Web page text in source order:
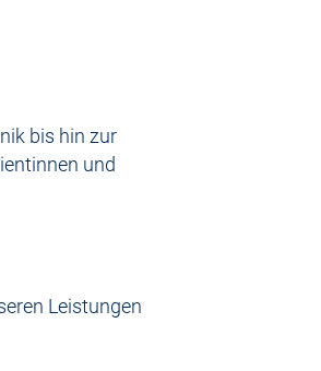
bis hin zur
und
Leistungen